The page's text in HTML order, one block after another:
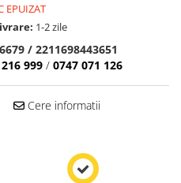
EPUIZAT
1-2 zile
/ 2211698443651
999 / 0747 071 126
Cere informatii